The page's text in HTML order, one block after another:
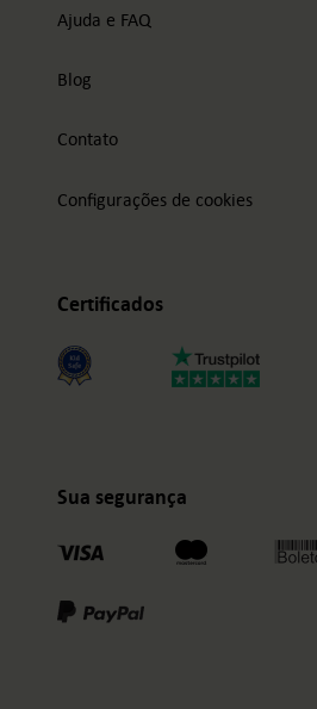
Ajuda e FAQ
Blog
Contato
Configurações de cookies
Certificados
Sua segurança